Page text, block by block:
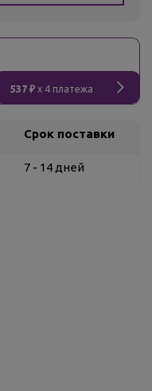
537 ₽x 4 платежа
Срок поставки
7 - 14 дней